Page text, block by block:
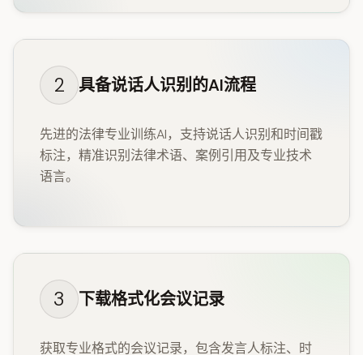
2 具备说话人识别的AI流程
先进的法律专业训练AI，支持说话人识别和时间戳
标注，精准识别法律术语、案例引用及专业技术
语言。
3 下载格式化会议记录
获取专业格式的会议记录，包含发言人标注、时